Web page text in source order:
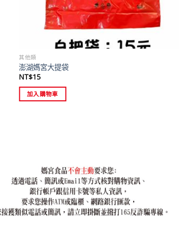
其他類
澎湖媽宮大提袋
NT$15
加入購物車